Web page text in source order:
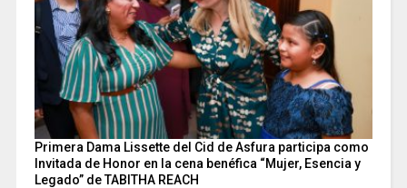
Primera Dama Lissette del Cid de Asfura participa como
Invitada de Honor en la cena benéfica “Mujer, Esencia y
Legado” de TABITHA REACH